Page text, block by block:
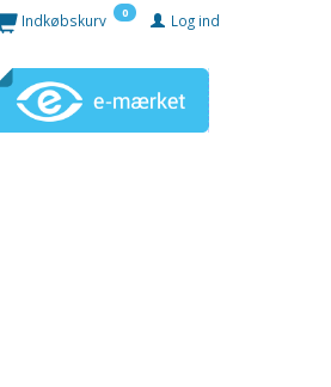
Log ind
Indkøbskurv 0